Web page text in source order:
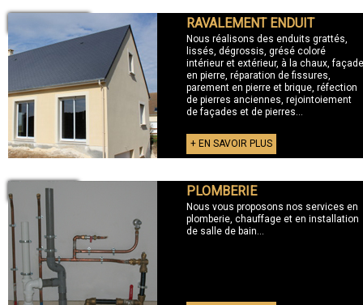
RAVALEMENT ENDUIT
Nous réalisons des enduits grattés,
lissés, dégrossis, grésé coloré
intérieur et extérieur, à la chaux, façade
en pierre, réparation de fissures,
parement en pierre et brique, réfection
de pierres anciennes, rejointoiement
de façades et de pierres...
+ EN SAVOIR PLUS
+ PLOMBERIE PLOMBERIE
Nous vous proposons nos services en
plomberie, chauffage et en installation
de salle de bain...